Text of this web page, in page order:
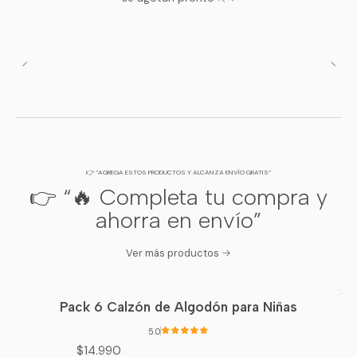
👉 “AGREGA ESTOS PRODUCTOS Y ALCANZA ENVÍO GRATIS”
👉 “🔥 Completa tu compra y
ahorra en envío”
Ver más productos
Pack 6 Calzón de Algodón para Niñas
5.0
$14.990